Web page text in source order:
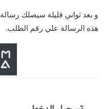
و بعد ثواني قليلة سيصلك
هذه الرسالة علي رقم الطلب.